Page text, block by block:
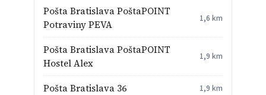
Pošta Bratislava PoštaPOINT
Potraviny PEVA
1,6 km
Pošta Bratislava PoštaPOINT
Hostel Alex
1,9 km
Pošta Bratislava 36 1,9 km